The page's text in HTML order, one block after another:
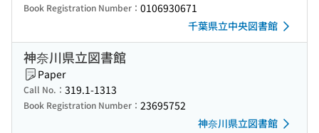
Book Registration Number： 0106930671
千葉県立中央図書館
神奈川県立図書館
Paper
Call No.： 319.1-1313
Book Registration Number： 23695752
神奈川県立図書館